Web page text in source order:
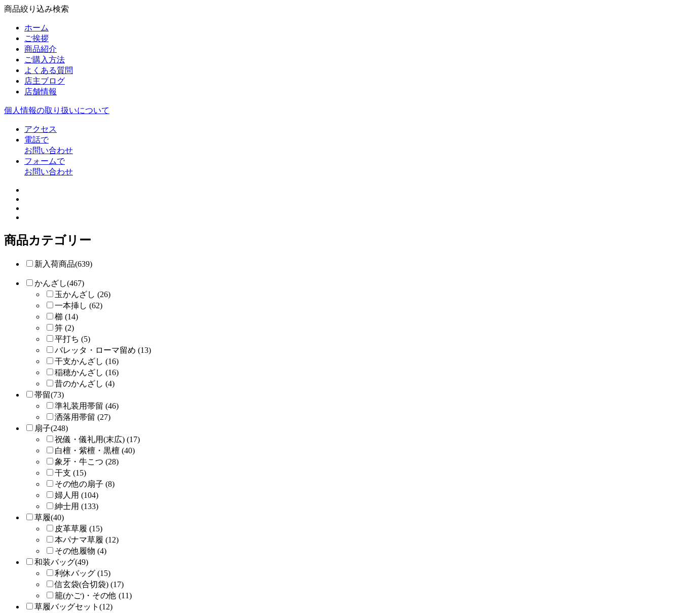
商品絞り込み検索
ホーム
ご挨拶
商品紹介
ご購入方法
よくある質問
店主ブログ
店舗情報
個人情報の取り扱いについて
アクセス
電話で
お問い合わせ
フォームで
お問い合わせ
商品カテゴリー
新入荷商品(639)
かんざし(467)
玉かんざし (26)
一本挿し (62)
櫛 (14)
笄 (2)
平打ち (5)
バレッタ・ローマ留め (13)
干支かんざし (16)
稲穂かんざし (16)
昔のかんざし (4)
帯留(73)
準礼装用帯留 (46)
洒落用帯留 (27)
扇子(248)
祝儀・儀礼用(末広) (17)
白檀・紫檀・黒檀 (40)
象牙・牛こつ (28)
干支 (15)
その他の扇子 (8)
婦人用 (104)
紳士用 (133)
草履(40)
皮革草履 (15)
本パナマ草履 (12)
その他履物 (4)
和装バッグ(49)
利休バッグ (15)
信玄袋(合切袋) (17)
籠(かご)・その他 (11)
草履バッグセット(12)